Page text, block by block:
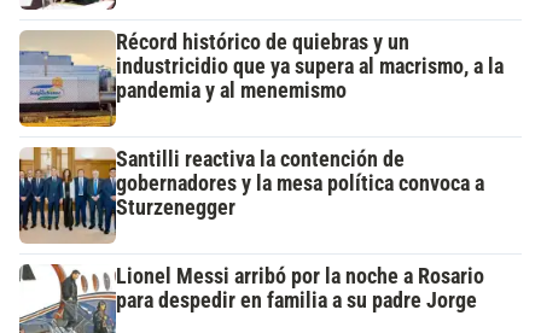
Récord histórico de quiebras y un
industricidio que ya supera al macrismo, a la
pandemia y al menemismo
Santilli reactiva la contención de
gobernadores y la mesa política convoca a
Sturzenegger
Lionel Messi arribó por la noche a Rosario
para despedir en familia a su padre Jorge